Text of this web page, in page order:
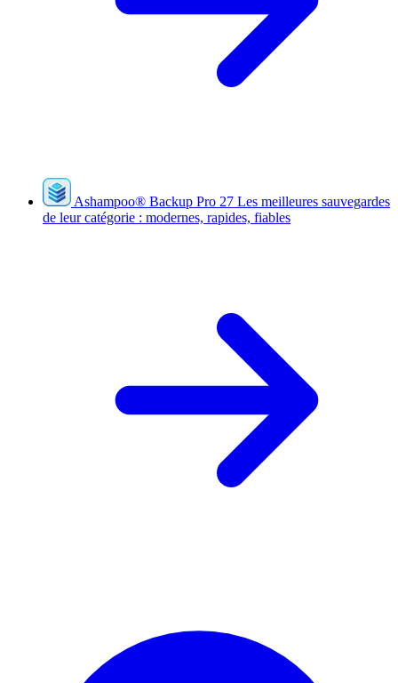
Ashampoo® Backup Pro 27 Les meilleures sauvegardes
de leur catégorie : modernes, rapides, fiables